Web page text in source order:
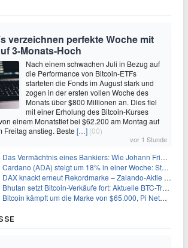
verzeichnen perfekte Woche mit
3-Monats-Hoch
Nach einem schwachen Juli in Bezug auf
die Performance von Bitcoin-ETFs
starteten die Fonds im August stark und
zogen in der ersten vollen Woche des
Monats über $800 Millionen an. Dies fiel
mit einer Erholung des Bitcoin-Kurses
einem Monatstief bei $62.200 am Montag auf
Freitag anstieg. Beste […] (00)
vor 1 Stunde
Das Vermächtnis eines Bankiers: Wie Johann Friedrich Städel sein Imperium unsterblich machte
Cardano (ADA) steigt um 18% in einer Woche: Steht ein Kurs von $0,30 bevor?
DAX knackt erneut Rekordmarke – Zalando-Aktie crasht nach Quartalszahlen
Bhutan setzt Bitcoin-Verkäufe fort: Aktuelle BTC-Transaktionen
Bitcoin kämpft um die Marke von $65.000, Pi Network gewinnt an Unterstützung